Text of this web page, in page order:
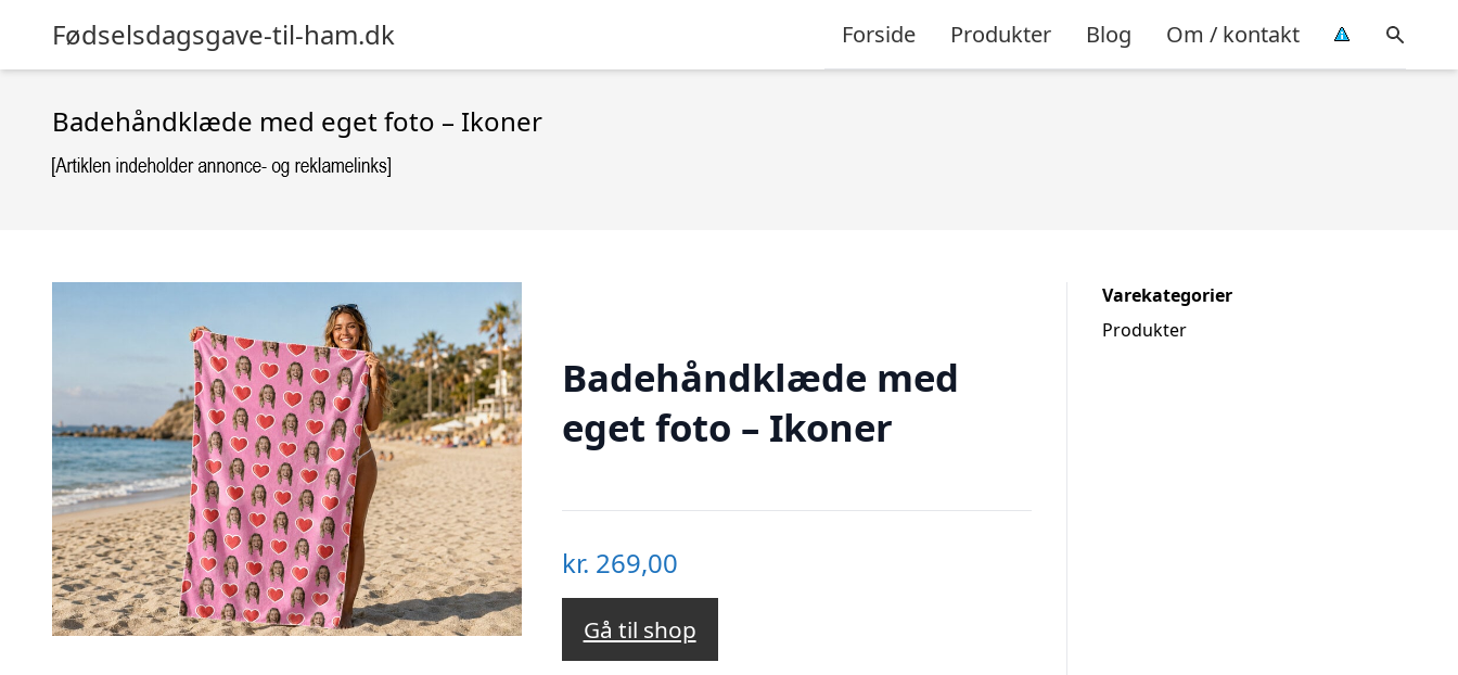
Fødselsdagsgave-til-ham.dk Forside Produkter Blog Om / kontakt
Badehåndklæde med eget foto – Ikoner
Badehåndklæde med
eget foto – Ikoner
kr. 269,00
Gå til shop
Varekategorier
Produkter